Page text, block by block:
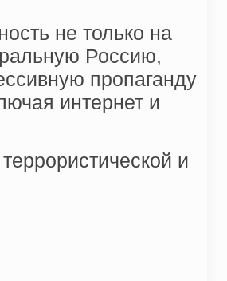
не только на
Россию,
пропаганду
интернет и
и